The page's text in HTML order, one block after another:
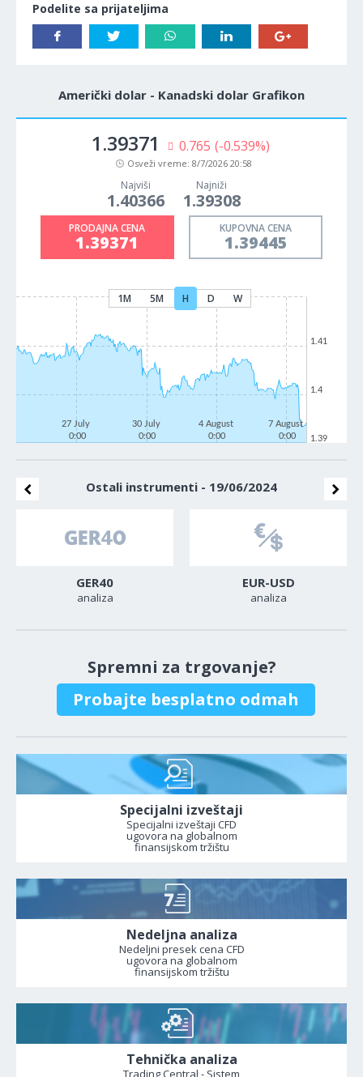
Podelite sa prijateljima
Američki dolar - Kanadski dolar Grafikon
1.39371 0.765 (-0.539%)
Osveži vreme: 8/7/2026 20:58
Najviši
1.40366
Najniži
1.39308
PRODAJNA CENA
1.39371
KUPOVNA CENA
1.39445
1M 5M H D W
27 July
0:00
30 July
0:00
4 August
0:00
7 August
0:00
1.39
1.4
1.41
Ostali instrumenti - 19/06/2024
GER40
analiza
EUR-USD
analiza
Spremni za trgovanje?
Probajte besplatno odmah
Specijalni izveštaji
Specijalni izveštaji CFD
ugovora na globalnom
finansijskom tržištu
Nedeljna analiza
Nedeljni presek cena CFD
ugovora na globalnom
finansijskom tržištu
Tehnička analiza
Trading Central - Sistem